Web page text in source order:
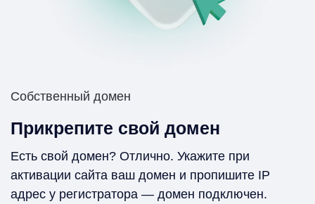
Собственный домен
Прикрепите свой домен
Есть свой домен? Отлично. Укажите при
активации сайта ваш домен и пропишите IP
адрес у регистратора — домен подключен.